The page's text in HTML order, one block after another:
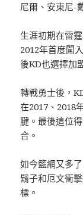
尼爾、安東尼-
生涯初期在雷
2012年首度闖
後KD也選擇加
轉戰勇士後，
在2017、2018
腱。最後這位
合。
如今籃網又多
鬍子和厄文衝
標。